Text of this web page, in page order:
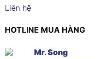
Liên hệ
HOTLINE MUA HÀNG
Mr. Song